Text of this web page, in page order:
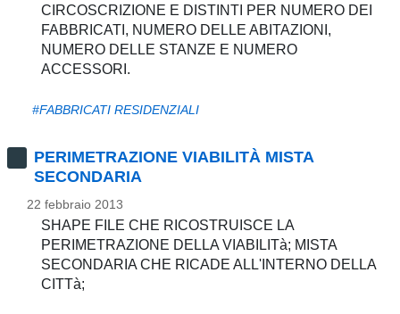
CIRCOSCRIZIONE E DISTINTI PER NUMERO DEI
FABBRICATI, NUMERO DELLE ABITAZIONI,
NUMERO DELLE STANZE E NUMERO
ACCESSORI.
#FABBRICATI RESIDENZIALI
PERIMETRAZIONE VIABILITÀ MISTA
SECONDARIA
22 febbraio 2013
SHAPE FILE CHE RICOSTRUISCE LA
PERIMETRAZIONE DELLA VIABILITà; MISTA
SECONDARIA CHE RICADE ALL'INTERNO DELLA
CITTà;